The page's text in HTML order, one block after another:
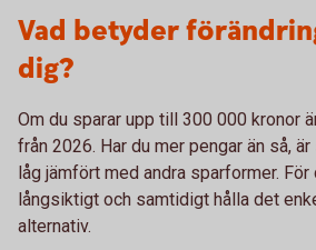
Vad betyder
dig?
Om du sparar upp till 300 000 kronor
från 2026. Har du mer pengar än så,
låg jämfört med andra sparformer.
långsiktigt och samtidigt hålla det
alternativ.